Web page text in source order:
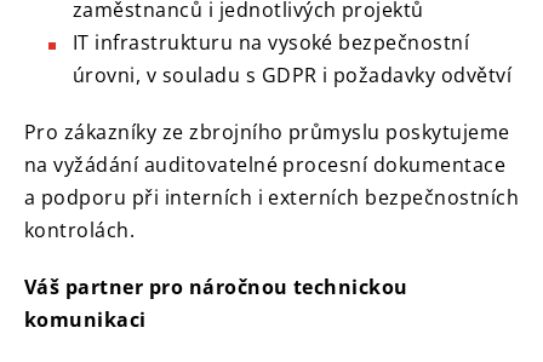
zaměstnanců i jednotlivých projektů
IT infrastrukturu na vysoké bezpečnostní
úrovni, v souladu s GDPR i požadavky odvětví
Pro zákazníky ze zbrojního průmyslu poskytujeme
na vyžádání auditovatelné procesní dokumentace
a podporu při interních i externích bezpečnostních
kontrolách.
Váš partner pro náročnou technickou
komunikaci